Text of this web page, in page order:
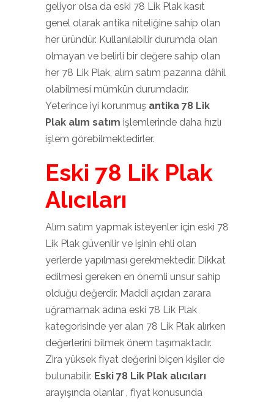
geliyor olsa da eski 78 Lik Plak kasıt
genel olarak antika niteliğine sahip olan
her üründür. Kullanılabilir durumda olan
olmayan ve belirli bir değere sahip olan
her 78 Lik Plak, alım satım pazarına dâhil
olabilmesi mümkün durumdadır.
Yeterince iyi korunmuş antika 78 Lik
Plak alım satım işlemlerinde daha hızlı
işlem görebilmektedirler.
Eski 78 Lik Plak
Alıcıları
Alım satım yapmak isteyenler için eski 78
Lik Plak güvenilir ve işinin ehli olan
yerlerde yapılması gerekmektedir. Dikkat
edilmesi gereken en önemli unsur sahip
olduğu değerdir. Maddi açıdan zarara
uğramamak adına eski 78 Lik Plak
kategorisinde yer alan 78 Lik Plak alırken
değerlerini bilmek önem taşımaktadır.
Zira yüksek fiyat değerini biçen kişiler de
bulunabilir. Eski 78 Lik Plak alıcıları
arayışında olanlar , fiyat konusunda